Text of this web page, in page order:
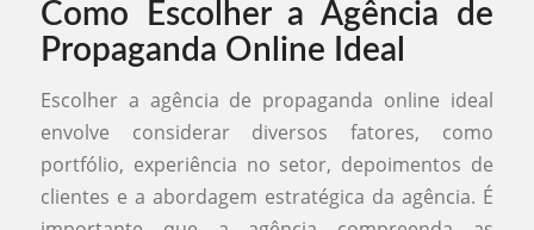
Como Escolher a Agência de
Propaganda Online Ideal
Escolher a agência de propaganda online ideal
envolve considerar diversos fatores, como
portfólio, experiência no setor, depoimentos de
clientes e a abordagem estratégica da agência. É